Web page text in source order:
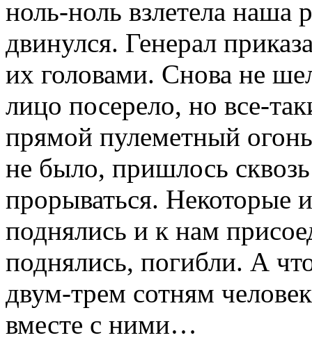
ноль-ноль взлетела наша
двинулся. Генерал
их головами. Снова не
лицо посерело, но все-
прямой пулеметный
не было, пришлось
прорываться. Некоторые
поднялись и к нам
поднялись, погибли. А
двум-трем сотням
вместе с ними…